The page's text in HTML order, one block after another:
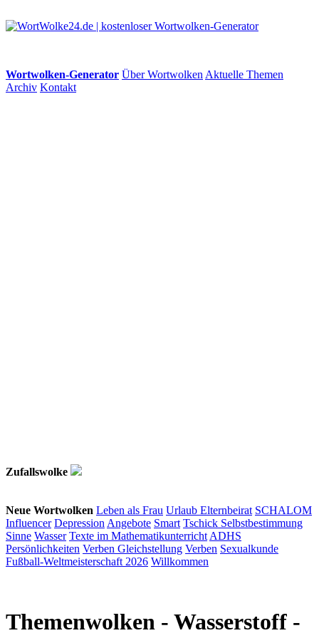
Wortwolken-Generator Über Wortwolken Aktuelle Themen
Archiv Kontakt
Zufallswolke
Neue Wortwolken Leben als Frau Urlaub Elternbeirat SCHALOM
Influencer Depression Angebote Smart Tschick Selbstbestimmung
Sinne Wasser Texte im Mathematikunterricht ADHS
Persönlichkeiten Verben Gleichstellung Verben Sexualkunde
Fußball-Weltmeisterschaft 2026 Willkommen
Themenwolken - Wasserstoff -